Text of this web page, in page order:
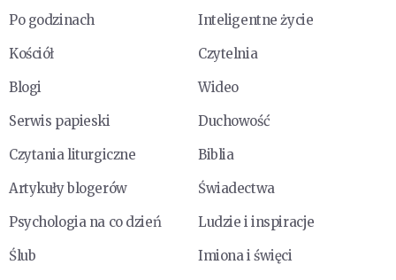
Po godzinach
Inteligentne życie
Kościół
Czytelnia
Blogi
Wideo
Serwis papieski
Duchowość
Czytania liturgiczne
Biblia
Artykuły blogerów
Świadectwa
Psychologia na co dzień
Ludzie i inspiracje
Ślub
Imiona i święci